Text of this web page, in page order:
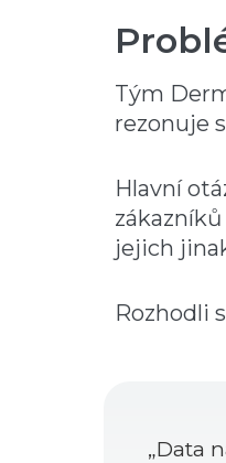
Tým
rezonuje
Hlavní
jejich
Rozhodli
„Data